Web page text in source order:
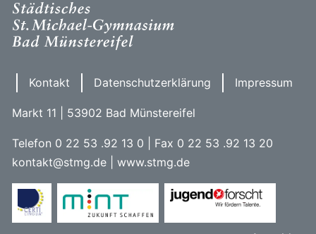
Kontakt Datenschutzerklärung Impressum
Markt 11 | 53902 Bad Münstereifel
Telefon 0 22 53 .92 13 0 | Fax 0 22 53 .92 13 20
kontakt@stmg.de | www.stmg.de